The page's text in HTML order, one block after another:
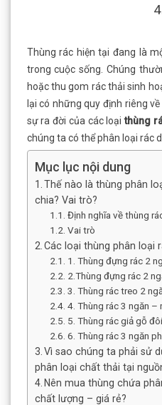
Thùng rác hiện tại đang là
trong cuộc sống. Chúng
hoặc thu gom rác thải sinh
lại có những quy định riêng
sự ra đời của các loạithùng
chúng ta có thể phân loại rác
Mục lục nội dung
Thế nào là thùng phân
chia? Vai trò?
Định nghĩa về thùng
Vai trò
Các loại thùng phân loại
1. Thùng đựng rác 2
2.Thùng đựng rác 2
3. Thùng rác treo 2
4. Thùng rác 3 ngăn –
5. Thùng rác giả gỗ
6. Thùng rác 3 ngăn
Vì sao chúng ta phải sử
phân loại chất thải tại
Nên mua thùng chứa
chất lượng – giá rẻ?